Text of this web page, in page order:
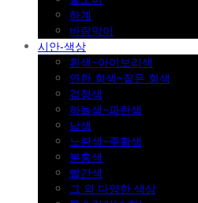
하계
바람막이
시안-색상
흰색~아이보리색
연한 회색~짙은 회색
검정색
하늘색~파란색
남색
노란색~주황색
분홍색
빨간색
그 외 다양한 색상